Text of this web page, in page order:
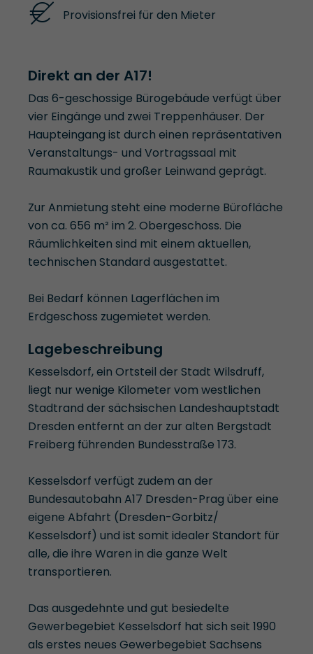
Provisionsfrei für den Mieter
Direkt an der A17!
Das 6-geschossige Bürogebäude verfügt über
vier Eingänge und zwei Treppenhäuser. Der
Haupteingang ist durch einen repräsentativen
Veranstaltungs- und Vortragssaal mit
Raumakustik und großer Leinwand geprägt.
Zur Anmietung steht eine moderne Bürofläche
von ca. 656 m² im 2. Obergeschoss. Die
Räumlichkeiten sind mit einem aktuellen,
technischen Standard ausgestattet.
Bei Bedarf können Lagerflächen im
Erdgeschoss zugemietet werden.
Lagebeschreibung
Kesselsdorf, ein Ortsteil der Stadt Wilsdruff,
liegt nur wenige Kilometer vom westlichen
Stadtrand der sächsischen Landeshauptstadt
Dresden entfernt an der zur alten Bergstadt
Freiberg führenden Bundesstraße 173.
Kesselsdorf verfügt zudem an der
Bundesautobahn A17 Dresden-Prag über eine
eigene Abfahrt (Dresden-Gorbitz/
Kesselsdorf) und ist somit idealer Standort für
alle, die ihre Waren in die ganze Welt
transportieren.
Das ausgedehnte und gut besiedelte
Gewerbegebiet Kesselsdorf hat sich seit 1990
als erstes neues Gewerbegebiet Sachsens